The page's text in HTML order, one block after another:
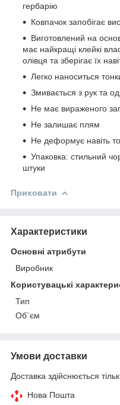
гербарію
Ковпачок запобігає
Виготовлений на
має найкращі клейкі
олівця та зберігає їх
Легко наноситься
Змивається з рук та
Не має вираженого
Не залишає плям
Не деформує навіть
Упаковка: стильний
штуки
Приховати
Характеристики
Основні атрибути
Виробник
Користувацькi
Тип
Об`єм
Умови доставки
Доставка здійснюється
Нова Пошта